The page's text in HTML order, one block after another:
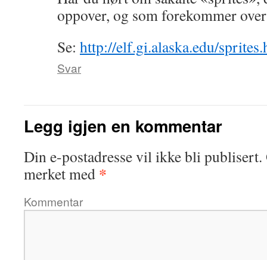
oppover, og som forekommer
Se: http://elf.gi.alaska.edu/
Svar
Legg igjen en kommentar
Din e-postadresse vil ikke bli publisert.
merket med *
Kommentar